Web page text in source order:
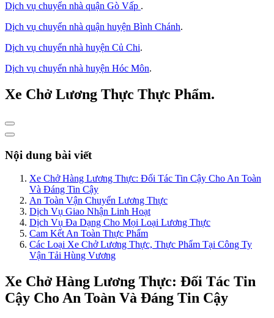
Dịch vụ chuyển nhà quận Gò Vấp .
Dịch vụ chuyển nhà quận huyện Bình Chánh.
Dịch vụ chuyển nhà huyện Củ Chi.
Dịch vụ chuyển nhà huyện Hóc Môn.
Xe Chở Lương Thực Thực Phẩm.
Nội dung bài viết
Xe Chở Hàng Lương Thực: Đối Tác Tin Cậy Cho An Toàn
Và Đáng Tin Cậy
An Toàn Vận Chuyển Lương Thực
Dịch Vụ Giao Nhận Linh Hoạt
Dịch Vụ Đa Dạng Cho Mọi Loại Lương Thực
Cam Kết An Toàn Thực Phẩm
Các Loại Xe Chở Lương Thực, Thực Phẩm Tại Công Ty
Vận Tải Hùng Vương
Xe Chở Hàng Lương Thực: Đối Tác Tin
Cậy Cho An Toàn Và Đáng Tin Cậy